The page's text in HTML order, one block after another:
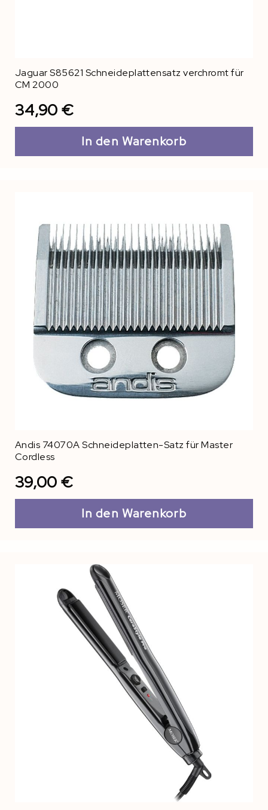
Jaguar S85621 Schneideplattensatz verchromt für
CM 2000
34,90 €
In den Warenkorb
Andis 74070A Schneideplatten-Satz für Master
Cordless
39,00 €
In den Warenkorb